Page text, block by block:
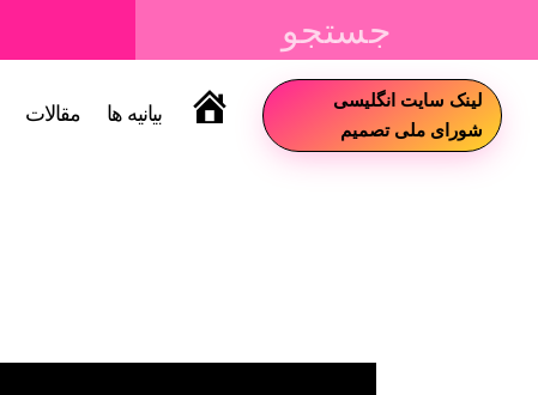
سایت بیانیه ها مقالات
لینک سایت انگلیسی
شورای ملی تصمیم